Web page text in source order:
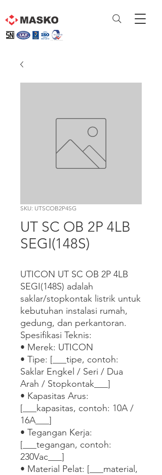
SKU: UTSCOB2P4SG
UT SC OB 2P 4LB
SEGI(148S)
UTICON UT SC OB 2P 4LB
SEGI(148S) adalah
saklar/stopkontak listrik untuk
kebutuhan instalasi rumah,
gedung, dan perkantoran.
Spesifikasi Teknis:
• Merek: UTICON
• Tipe: [___tipe, contoh:
Saklar Engkel / Seri / Dua
Arah / Stopkontak___]
• Kapasitas Arus:
[___kapasitas, contoh: 10A /
16A___]
• Tegangan Kerja:
[___tegangan, contoh:
230Vac___]
• Material Pelat: [___material,